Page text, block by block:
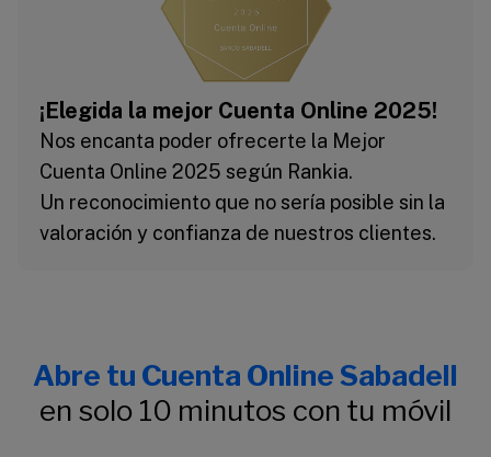
¡Elegida la mejor Cuenta Online 2025!
Nos encanta poder ofrecerte la Mejor
Cuenta Online 2025 según Rankia.
Un reconocimiento que no sería posible sin la
valoración y confianza de nuestros clientes.
Abre tu Cuenta Online Sabadell
en solo 10 minutos con tu móvil